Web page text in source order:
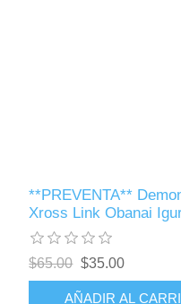
**PREVENTA**
Xross Link Obanai
$65.00 $35.00
AÑADIR AL